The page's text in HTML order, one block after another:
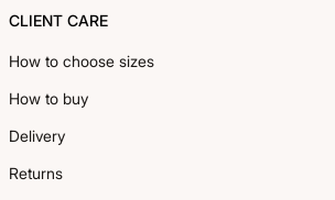
CLIENT CARE
How to choose sizes
How to buy
Delivery
Returns